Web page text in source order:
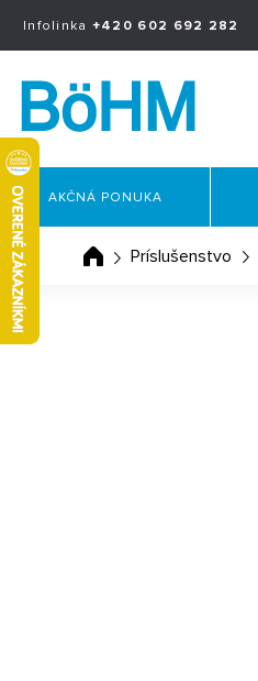
Infolinka +420 602 692 282
AKČNÁ PONUKA
Príslušenstvo